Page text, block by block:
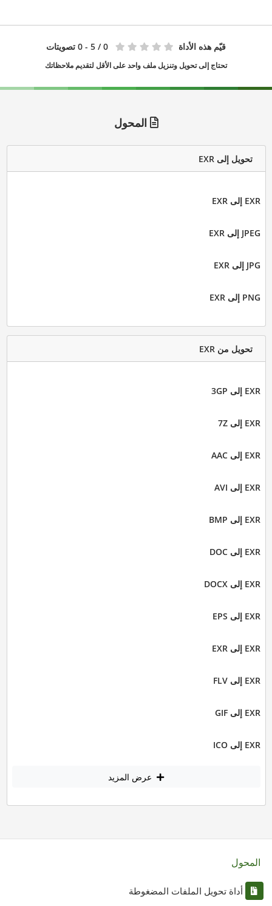
قيّم هذه الأداة 0 / 5 - 0 تصويتات
تحتاج إلى تحويل وتنزيل ملف واحد على الأقل لتقديم ملاحظاتك
المحول
تحويل إلى EXR
EXR إلى EXR
JPEG إلى EXR
JPG إلى EXR
PNG إلى EXR
تحويل من EXR
EXR إلى 3GP
EXR إلى 7Z
EXR إلى AAC
EXR إلى AVI
EXR إلى BMP
EXR إلى DOC
EXR إلى DOCX
EXR إلى EPS
EXR إلى EXR
EXR إلى FLV
EXR إلى GIF
EXR إلى ICO
عرض المزيد
المحول
أداة تحويل الملفات المضغوطة